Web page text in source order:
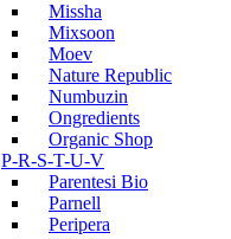
Missha
Mixsoon
Moev
Nature Republic
Numbuzin
Ongredients
Organic Shop
P-R-S-T-U-V
Parentesi Bio
Parnell
Peripera